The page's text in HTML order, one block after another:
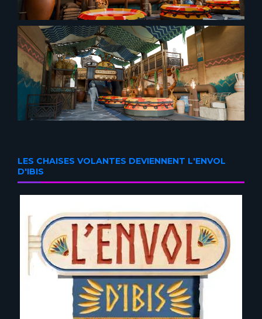
LES CHAISES VOLANTES DEVIENNENT L'ENVOL
D'IBIS